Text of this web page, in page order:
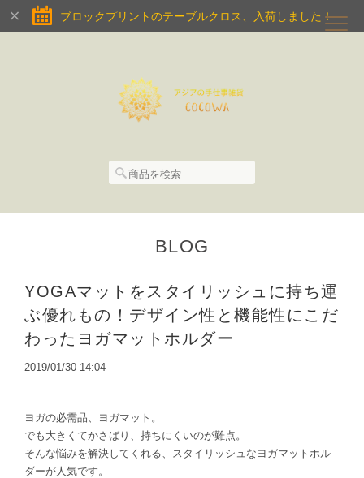
ブロックプリントのテーブルクロス、入荷しました！
BLOG
YOGAマットをスタイリッシュに持ち運
ぶ優れもの！デザイン性と機能性にこだ
わったヨガマットホルダー
2019/01/30 14:04
ヨガの必需品、ヨガマット。
でも大きくてかさばり、持ちにくいのが難点。
そんな悩みを解決してくれる、スタイリッシュなヨガマットホル
ダーが人気です。